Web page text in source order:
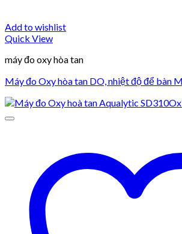
Add to wishlist
Quick View
máy đo oxy hòa tan
Máy đo Oxy hòa tan DO, nhiệt độ để bàn